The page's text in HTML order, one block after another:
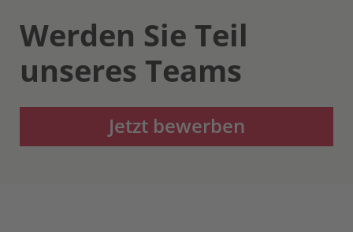
Werden Sie Teil
unseres Teams
Jetzt bewerben